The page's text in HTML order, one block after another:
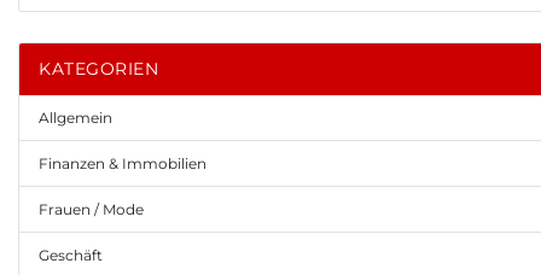
KATEGORIEN
Allgemein
Finanzen & Immobilien
Frauen / Mode
Geschäft